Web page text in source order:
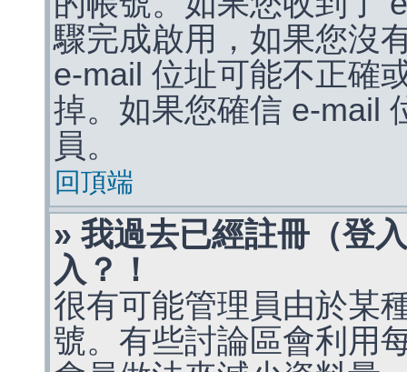
驟完成啟用，如果您沒
e-mail 位址可能不正確
掉。如果您確信 e-mail
員。
回頂端
» 我過去已經註冊（登
入？！
很有可能管理員由於某
號。有些討論區會利用